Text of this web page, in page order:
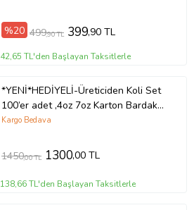
%20 499,90 TL 399,90 TL
42,65 TL'den Başlayan Taksitlerle
*YENİ*HEDİYELİ-Üreticiden Koli Set
100’er adet ,4oz 7oz Karton Bardak
Set,Plastik Bardak,Karıştırıcı
Kargo Bedava
1450,00 TL 1300,00 TL
138,66 TL'den Başlayan Taksitlerle